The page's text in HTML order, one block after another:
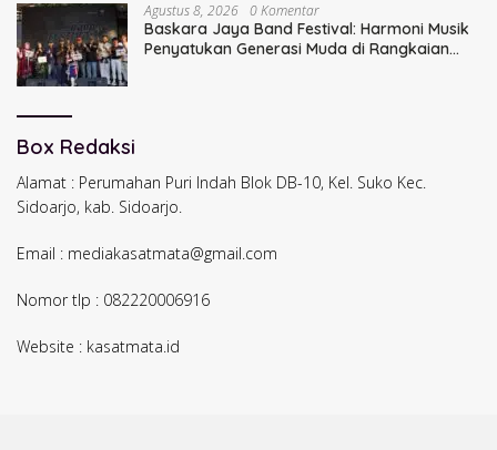
Agustus 8, 2026 0 Komentar
Baskara Jaya Band Festival: Harmoni Musik
Penyatukan Generasi Muda di Rangkaian
Box Redaksi
Alamat : Perumahan Puri Indah Blok DB-10, Kel. Suko Kec.
Sidoarjo, kab. Sidoarjo.
Email : mediakasatmata@gmail.com
Nomor tlp : 082220006916
Website : kasatmata.id